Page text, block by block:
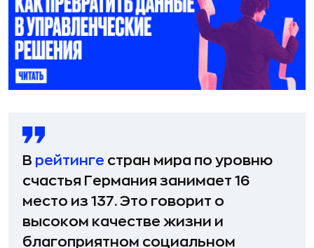
В рейтинге стран мира по уровню
счастья Германия занимает 16
место из 137. Это говорит о
высоком качестве жизни и
благоприятном социальном